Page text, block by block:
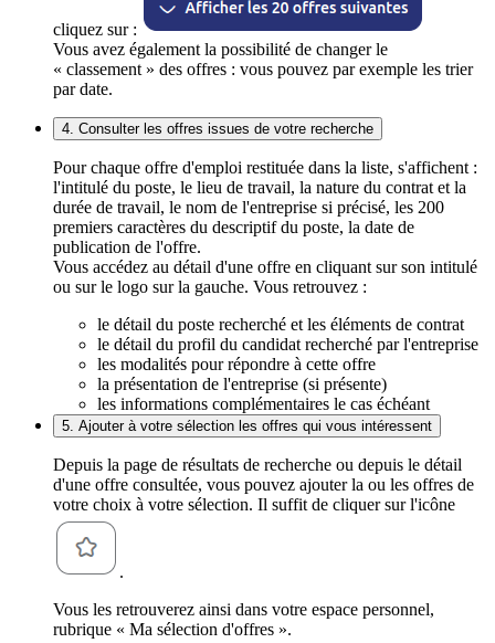
cliquez sur :
Vous avez également la possibilité de changer le
« classement » des offres : vous pouvez par exemple les trier
par date.
4. Consulter les offres issues de votre recherche
Pour chaque offre d'emploi restituée dans la liste, s'affichent :
l'intitulé du poste, le lieu de travail, la nature du contrat et la
durée de travail, le nom de l'entreprise si précisé, les 200
premiers caractères du descriptif du poste, la date de
publication de l'offre.
Vous accédez au détail d'une offre en cliquant sur son intitulé
ou sur le logo sur la gauche. Vous retrouvez :
le détail du poste recherché et les éléments de contrat
le détail du profil du candidat recherché par l'entreprise
les modalités pour répondre à cette offre
la présentation de l'entreprise (si présente)
les informations complémentaires le cas échéant
5. Ajouter à votre sélection les offres qui vous intéressent
Depuis la page de résultats de recherche ou depuis le détail
d'une offre consultée, vous pouvez ajouter la ou les offres de
votre choix à votre sélection. Il suffit de cliquer sur l'icône
.
Vous les retrouverez ainsi dans votre espace personnel,
rubrique « Ma sélection d'offres ».